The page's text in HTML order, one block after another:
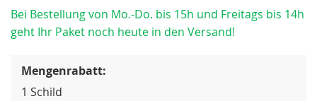
Bei Bestellung von Mo.-Do. bis 15h und Freitags bis 14h
geht Ihr Paket noch heute in den Versand!
Mengenrabatt:
1 Schild